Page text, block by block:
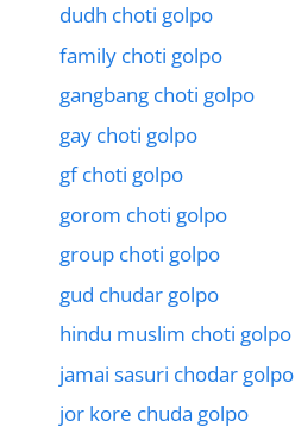
dudh choti golpo
family choti golpo
gangbang choti golpo
gay choti golpo
gf choti golpo
gorom choti golpo
group choti golpo
gud chudar golpo
hindu muslim choti golpo
jamai sasuri chodar golpo
jor kore chuda golpo